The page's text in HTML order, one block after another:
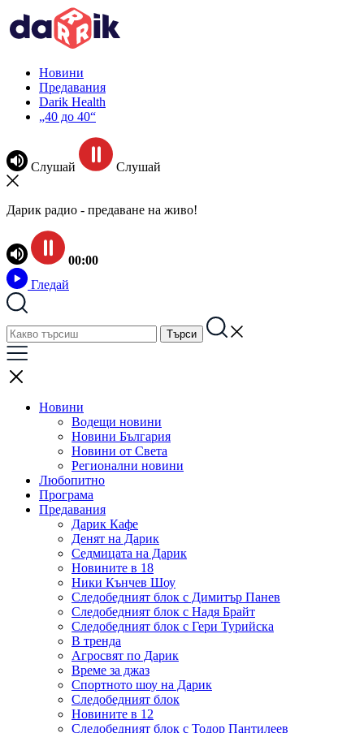
Новини
Предавания
Darik Health
„40 до 40“
Слушай Слушай
Дарик радио - предаване на живо!
00:00
Гледай
Новини
Водещи новини
Новини България
Новини от Света
Регионални новини
Любопитно
Програма
Предавания
Дарик Кафе
Денят на Дарик
Седмицата на Дарик
Новините в 18
Ники Кънчев Шоу
Следобедният блок с Димитър Панев
Следобедният блок с Надя Брайт
Следобедният блок с Гери Турийска
В тренда
Агросвят по Дарик
Време за джаз
Спортното шоу на Дарик
Следобедният блок
Новините в 12
Следобедният блок с Тодор Пантилеев